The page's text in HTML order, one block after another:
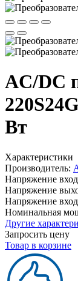
AC/DC
Вт
Характеристики
Производитель:
Напряжение
Напряжение
Напряжение
Номинальная
Другие
Запросить цену
Товар в корзине